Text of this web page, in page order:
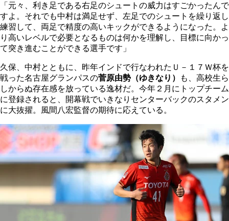
「元々、利き足である右足のシュートの威力はすごかったんで
すよ。それでも中村は満足せず、左足でのシュートを繰り返し
練習して、両足で精度の高いキックができるようになった。よ
り高いレベルで必要となるものは何かを理解し、目標に向かっ
て突き進むことができる選手です」
久保、中村とともに、昨年インドで行なわれたＵ－１７Ｗ杯を
戦った名古屋グランパスの菅原由勢（ゆきなり）
も、高校生ら
しからぬ存在感を放っている逸材だ。今年２月にトップチーム
に登録されると、開幕戦でいきなりセンターバックのスタメン
に大抜擢。風間八宏監督の期待に応えている。